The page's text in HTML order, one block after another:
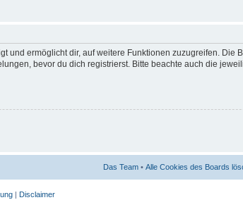
ermöglicht dir, auf weitere Funktionen zuzugreifen. Die
bevor du dich registrierst. Bitte beachte auch die
Das Team • Alle Cookies des Boards
| Disclaimer